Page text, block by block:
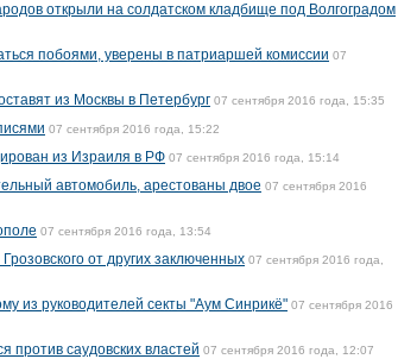
открыли на солдатском кладбище под Волгоградом
побоями, уверены в патриаршей комиссии 07
из Москвы в Петербург 07 сентября 2016 года, 15:35
07 сентября 2016 года, 15:22
из Израиля в РФ 07 сентября 2016 года, 15:14
автомобиль, арестованы двое 07 сентября 2016
07 сентября 2016 года, 13:54
от других заключенных 07 сентября 2016 года,
из руководителей секты "Аум Синрикё" 07 сентября 2016
против саудовских властей 07 сентября 2016 года, 12:07